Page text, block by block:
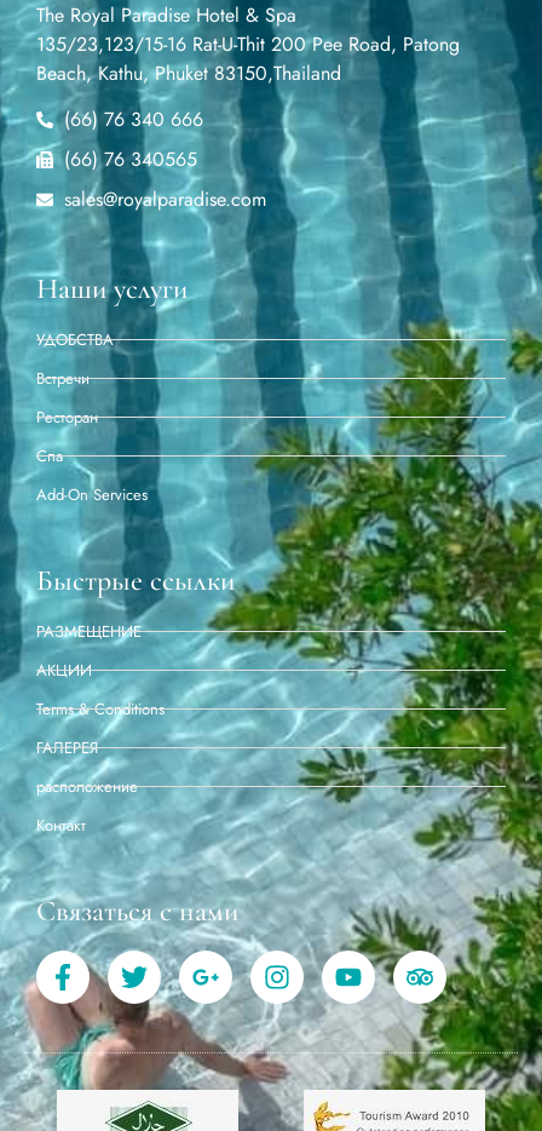
The Royal Paradise Hotel & Spa
135/23,123/15-16 Rat-U-Thit 200 Pee Road, Patong
Beach, Kathu, Phuket 83150,Thailand
(66) 76 340 666
(66) 76 340565
sales@royalparadise.com
Наши услуги
УДОБСТВА
Встречи
Ресторан
Спа
Add-On Services
Быстрые ссылки
РАЗМЕЩЕНИЕ
АКЦИИ
Terms & Conditions
ГАЛЕРЕЯ
расположение
Контакт
Связаться с нами